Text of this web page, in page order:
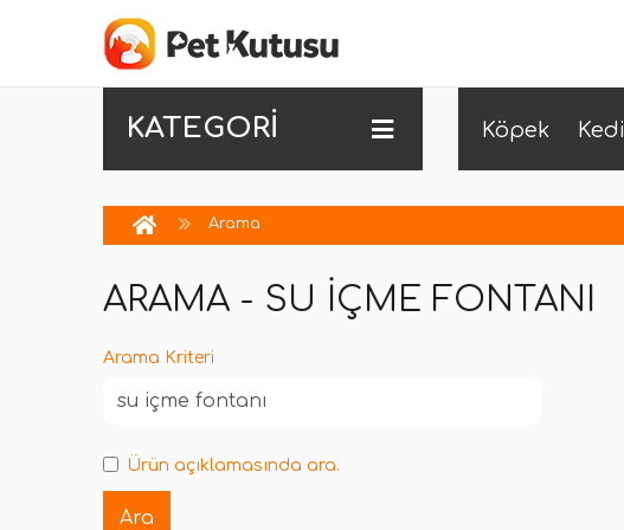
KATEGORİ Köpek Kedi
Arama
ARAMA - SU IÇME FONTANI
Arama Kriteri
Ürün açıklamasında ara.